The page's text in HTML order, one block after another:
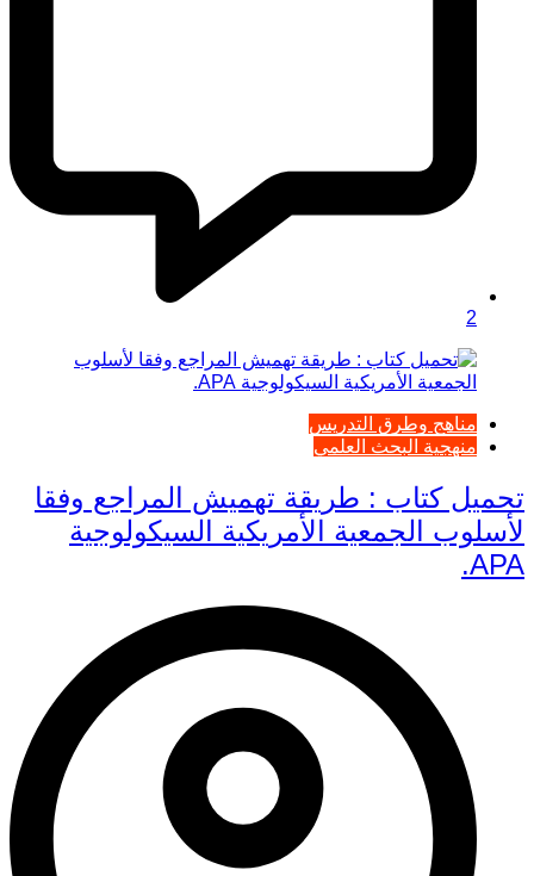
2
مناهج وطرق التدريس
منهجية البحث العلمي
تحميل كتاب : طريقة تهميش المراجع وفقا
لأسلوب الجمعية الأمريكية السيكولوجية
APA.